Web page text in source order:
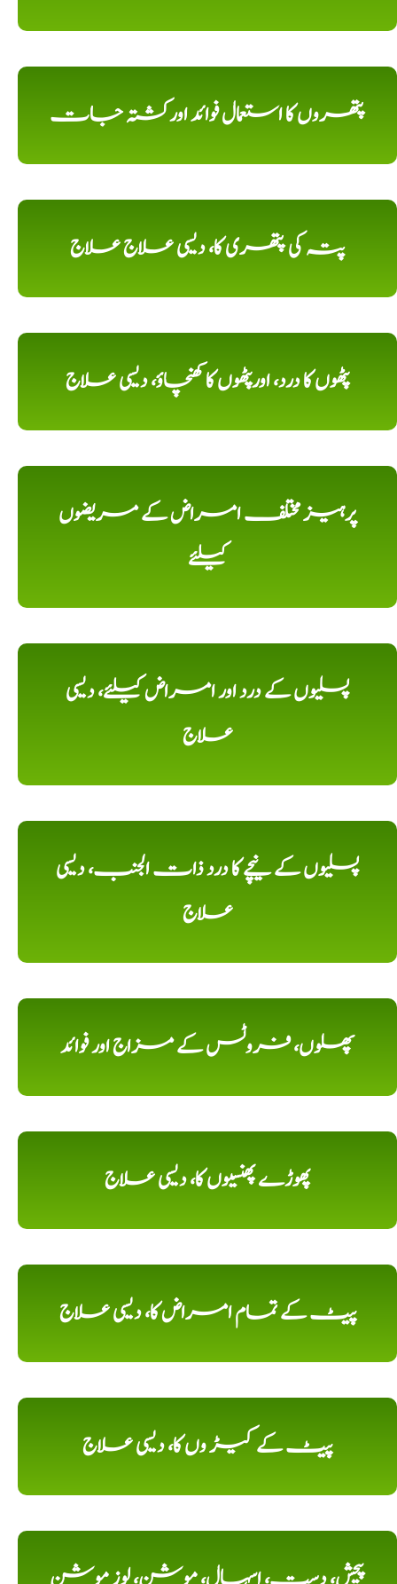
پتھروں کا استعمال فوائد اورکشتہ جات
پتہ کی پتھری کا، دیسی علاج علاج
پٹھوں کا درد، اورپٹھوں کا کھنچاؤ، دیسی علاج
پرہیز مختلف امراض کے مریضوں
کیلئے
پسلیوں کے درد اور امراض کیلئے، دیسی
علاج
پسلیوں کے نیچے کا درد ذات الجنب، دیسی
علاج
پھلوں، فروٹس کے مزاج اور فوائد
پھوڑے پھنسیوں کا، دیسی علاج
پیٹ کے تمام امراض کا، دیسی علاج
پیٹ کے کیڑ وں کا، دیسی علاج